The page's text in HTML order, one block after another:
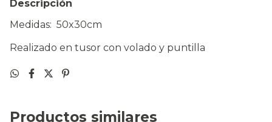
Descripción
Medidas: 50x30cm
Realizado en tusor con volado y puntilla
Productos similares